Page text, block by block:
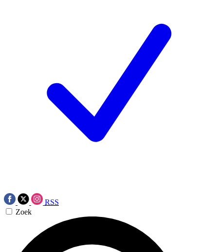
RSS
Zoek